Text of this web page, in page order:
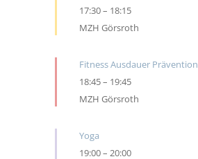
17:30– 18:15
MZH Görsroth
Fitness Ausdauer Prävention
18:45– 19:45
MZH Görsroth
Yoga
19:00– 20:00